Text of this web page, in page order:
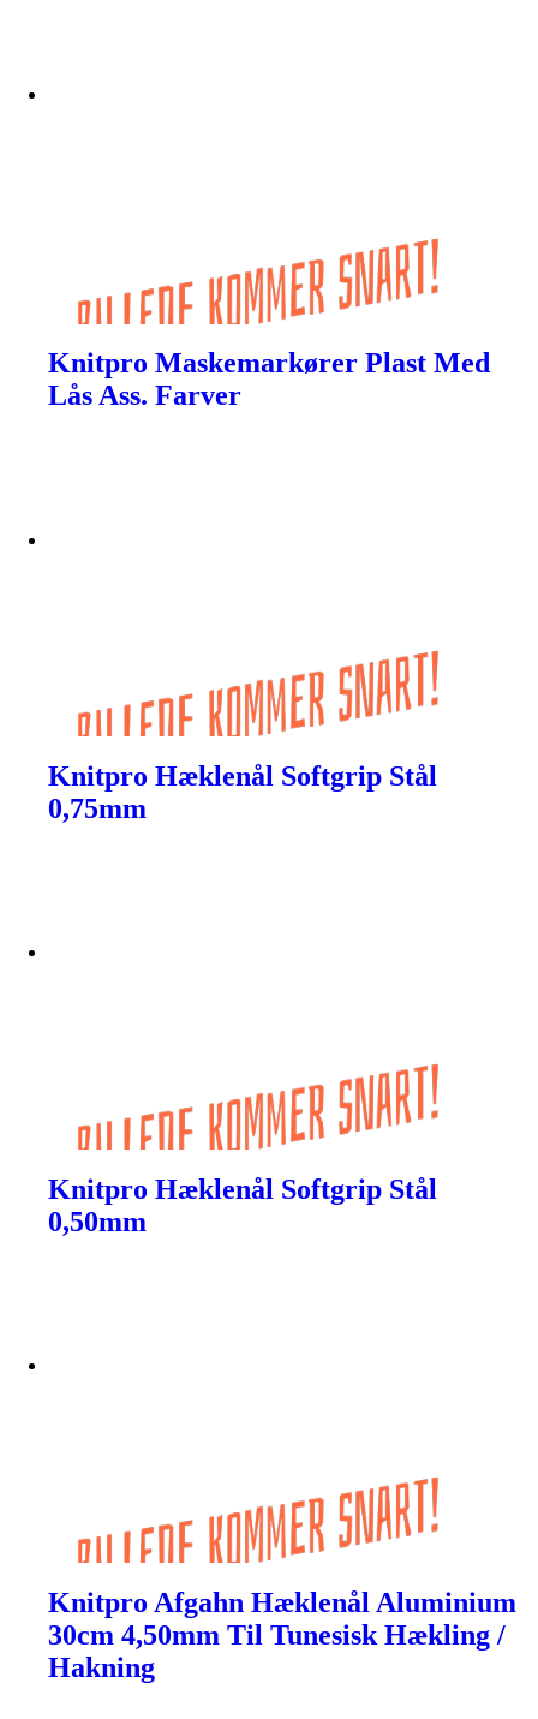
Knitpro Maskemarkører Plast Med
Lås Ass. Farver
Knitpro Hæklenål Softgrip Stål
0,75mm
Knitpro Hæklenål Softgrip Stål
0,50mm
Knitpro Afgahn Hæklenål Aluminium
30cm 4,50mm Til Tunesisk Hækling /
Hakning